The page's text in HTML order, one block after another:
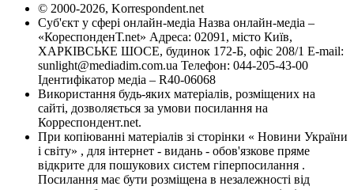
© 2000-2026, Korrespondent.net
Суб'єкт у сфері онлайн-медіа Назва онлайн-медіа –
«КореспонденТ.net» Адреса: 02091, місто Київ,
ХАРКІВСЬКЕ ШОСЕ, будинок 172-Б, офіс 208/1 E-mail:
sunlight@mediadim.com.ua Телефон: 044-205-43-00
Ідентифікатор медіа – R40-06068
Використання будь-яких матеріалів, розміщених на
сайті, дозволяється за умови посилання на
Корреспондент.net.
При копіюванні матеріалів зі сторінки « Новини України
і світу» , для інтернет - видань - обов'язкове пряме
відкрите для пошукових систем гіперпосилання .
Посилання має бути розміщена в незалежності від